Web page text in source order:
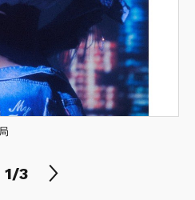
1/3